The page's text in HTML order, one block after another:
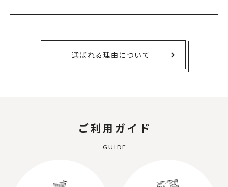
選ばれる理由について
ご利用ガイド
GUIDE